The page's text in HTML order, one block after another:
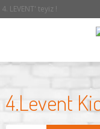
4. LEVENT' teyiz !
4.Levent